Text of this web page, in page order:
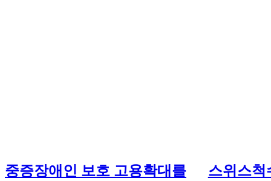
중증장애인 보호 고용확대를
스위스척